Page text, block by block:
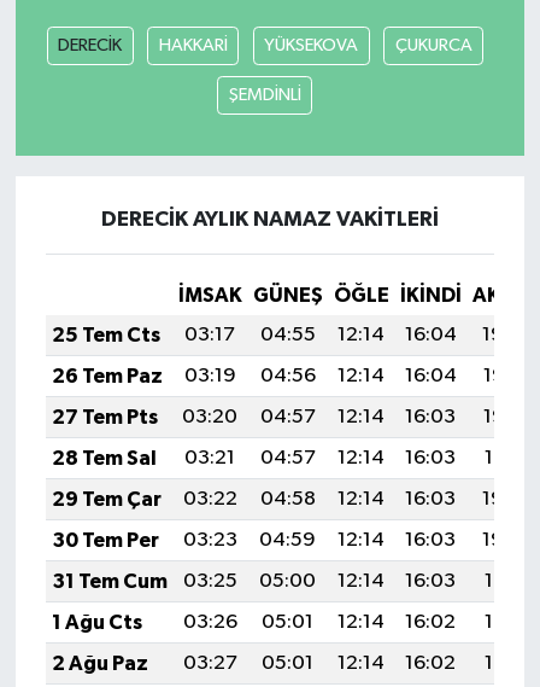
DERECİK HAKKARİ YÜKSEKOVA ÇUKURCA
ŞEMDİNLİ
DERECİK AYLIK NAMAZ VAKITLERI
İMSAK GÜNEŞ ÖĞLE İKINDI
25 Tem Cts
03:17 04:55 12:14 16:04
19:24
26 Tem Paz
03:19 04:56 12:14 16:04
19:23
27 Tem Pts
03:20 04:57 12:14 16:03
19:22
28 Tem Sal
03:21 04:57 12:14 16:03
19:21
29 Tem Çar
03:22 04:58 12:14 16:03
19:20
30 Tem Per
03:23 04:59 12:14 16:03
19:20
31 Tem Cum
03:25 05:00 12:14 16:03
19:19
1 Ağu Cts
03:26 05:01 12:14 16:02
19:18
2 Ağu Paz
03:27 05:01 12:14 16:02
19:17